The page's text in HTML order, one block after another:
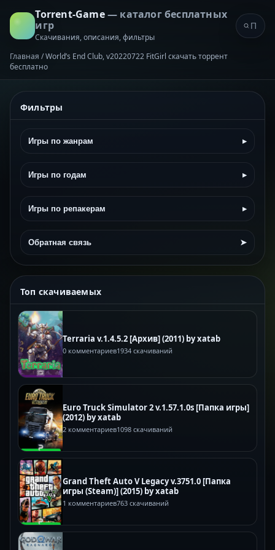
Torrent-Game— каталог бесплатных
игр
Скачивания, описания, фильтры
Главная /World’s End Club, v20220722 FitGirl скачать торрент
бесплатно
Фильтры
Игры по жанрам ▸
Игры по годам ▸
Игры по репакерам ▸
Обратная связь ➤
Топ скачиваемых
Terraria v.1.4.5.2 [Архив] (2011) by xatab
0 комментариев1934 скачиваний
Euro Truck Simulator 2 v.1.57.1.0s [Папка игры]
(2012) by xatab
2 комментариев1098 скачиваний
Grand Theft Auto V Legacy v.3751.0 [Папка
игры (Steam)] (2015) by xatab
1 комментариев763 скачиваний